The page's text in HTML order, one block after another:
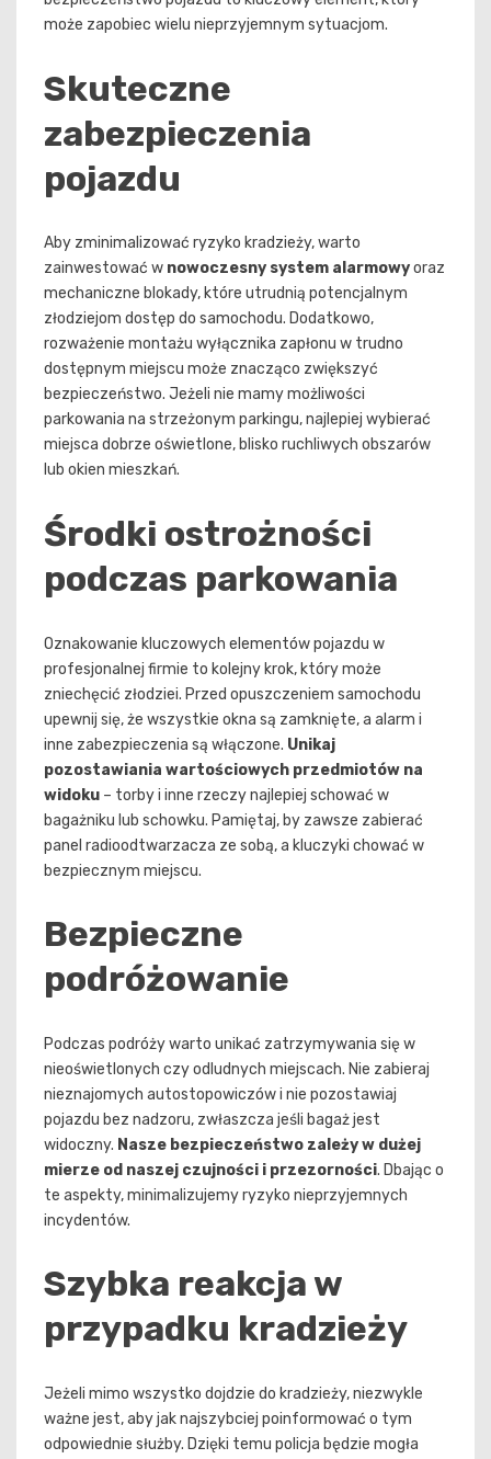
może zapobiec wielu nieprzyjemnym sytuacjom.
Skuteczne
zabezpieczenia
pojazdu
Aby zminimalizować ryzyko kradzieży, warto
zainwestować w nowoczesny system alarmowyoraz
mechaniczne blokady, które utrudnią potencjalnym
złodziejom dostęp do samochodu. Dodatkowo,
rozważenie montażu wyłącznika zapłonu w trudno
dostępnym miejscu może znacząco zwiększyć
bezpieczeństwo. Jeżeli nie mamy możliwości
parkowania na strzeżonym parkingu, najlepiej wybierać
miejsca dobrze oświetlone, blisko ruchliwych obszarów
lub okien mieszkań.
Środki ostrożności
podczas parkowania
Oznakowanie kluczowych elementów pojazdu w
profesjonalnej firmie to kolejny krok, który może
zniechęcić złodziei. Przed opuszczeniem samochodu
upewnij się, że wszystkie okna są zamknięte, a alarm i
inne zabezpieczenia są włączone. Unikaj
pozostawiania wartościowych przedmiotów na
widoku – torby i inne rzeczy najlepiej schować w
bagażniku lub schowku. Pamiętaj, by zawsze zabierać
panel radioodtwarzacza ze sobą, a kluczyki chować w
bezpiecznym miejscu.
Bezpieczne
podróżowanie
Podczas podróży warto unikać zatrzymywania się w
nieoświetlonych czy odludnych miejscach. Nie zabieraj
nieznajomych autostopowiczów i nie pozostawiaj
pojazdu bez nadzoru, zwłaszcza jeśli bagaż jest
widoczny. Nasze bezpieczeństwo zależy w dużej
mierze od naszej czujności i przezorności. Dbając o
te aspekty, minimalizujemy ryzyko nieprzyjemnych
incydentów.
Szybka reakcja w
przypadku kradzieży
Jeżeli mimo wszystko dojdzie do kradzieży, niezwykle
ważne jest, aby jak najszybciej poinformować o tym
odpowiednie służby. Dzięki temu policja będzie mogła